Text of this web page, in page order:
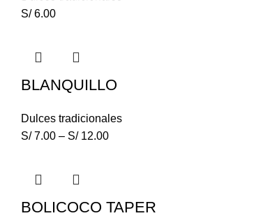
S/6.00
BLANQUILLO
Dulces tradicionales
S/7.00 – S/12.00
BOLICOCO TAPER